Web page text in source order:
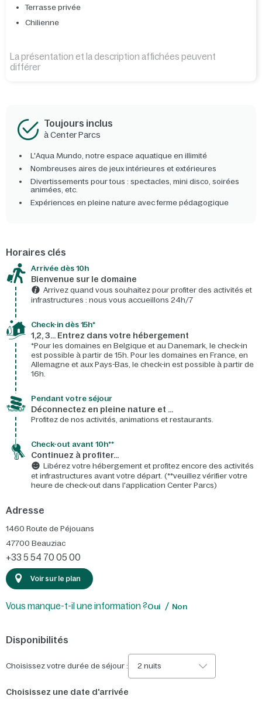
Terrasse privée
Chilienne
La présentation et la description affichées peuvent
différer
Toujours inclus
à Center Parcs
L'Aqua Mundo, notre espace aquatique en illimité
Nombreuses aires de jeux intérieures et extérieures
Divertissements pour tous : spectacles, mini disco, soirées
animées, etc.
Expériences en pleine nature avec ferme pédagogique
Horaires clés
Arrivée dès 10h​
Bienvenue sur le domaine​
Arrivez quand vous souhaitez pour profiter des activités et
infrastructures : nous vous accueillons 24h/7​
Check-in dès 15h*​
1,2, 3… Entrez dans votre hébergement
*Pour les domaines en Belgique et au Danemark, le check-in
est possible à partir de 15h. Pour les domaines en France, en
Allemagne et aux Pays-Bas, le check-in est possible à partir de
16h.
Pendant votre séjour
Déconnectez en pleine nature et …
Profitez de nos activités, animations et restaurants.
Check-out avant 10h**
Continuez à profiter…
Libérez votre hébergement et profitez encore des activités
et infrastructures avant votre départ. (**veuillez vérifier votre
heure de check-out dans l'application Center Parcs)
Adresse
1460 Route de Péjouans
47700 Beauziac
+33 5 54 70 05 00
Voir sur le plan
Vous manque-t-il une information ?Oui Non
Disponibilités
Choisissez votre durée de séjour : 2 nuits
Choisissez une date d'arrivée